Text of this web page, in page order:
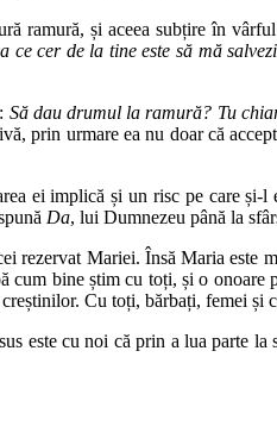
ramură, și aceea subțire în
ce cer de la tine este să mă
Să dau drumul la ramură? Tu
prin urmare ea nu doar că
ei implică și un risc pe care și-l
Da, lui Dumnezeu până la
rezervat Mariei. Însă Maria
cum bine știm cu toți, și o
Cu toți, bărbați, femei și
este cu noi că prin a lua parte